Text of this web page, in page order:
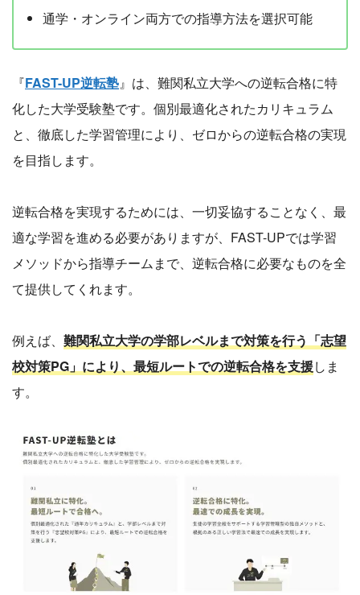
通学・オンライン両方での指導方法を選択可能
『FAST-UP逆転塾』は、難関私立大学への逆転合格に特
化した大学受験塾です。個別最適化されたカリキュラム
と、徹底した学習管理により、ゼロからの逆転合格の実現
を目指します。
逆転合格を実現するためには、一切妥協することなく、最
適な学習を進める必要がありますが、FAST-UPでは学習
メソッドから指導チームまで、逆転合格に必要なものを全
て提供してくれます。
例えば、 難関私立大学の学部レベルまで対策を行う「志望
校対策PG」により、最短ルートでの逆転合格を支援しま
す。